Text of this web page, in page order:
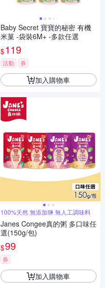
Baby Secret 寶寶的秘密 有機
米菓 -袋裝6M+ -多款任選
$119
活動 券
加入購物車
100%天然 無添加鹽 無人工調味料
Janes Congee真的粥 多口味任
選(150g/包)
$99
券
加入購物車